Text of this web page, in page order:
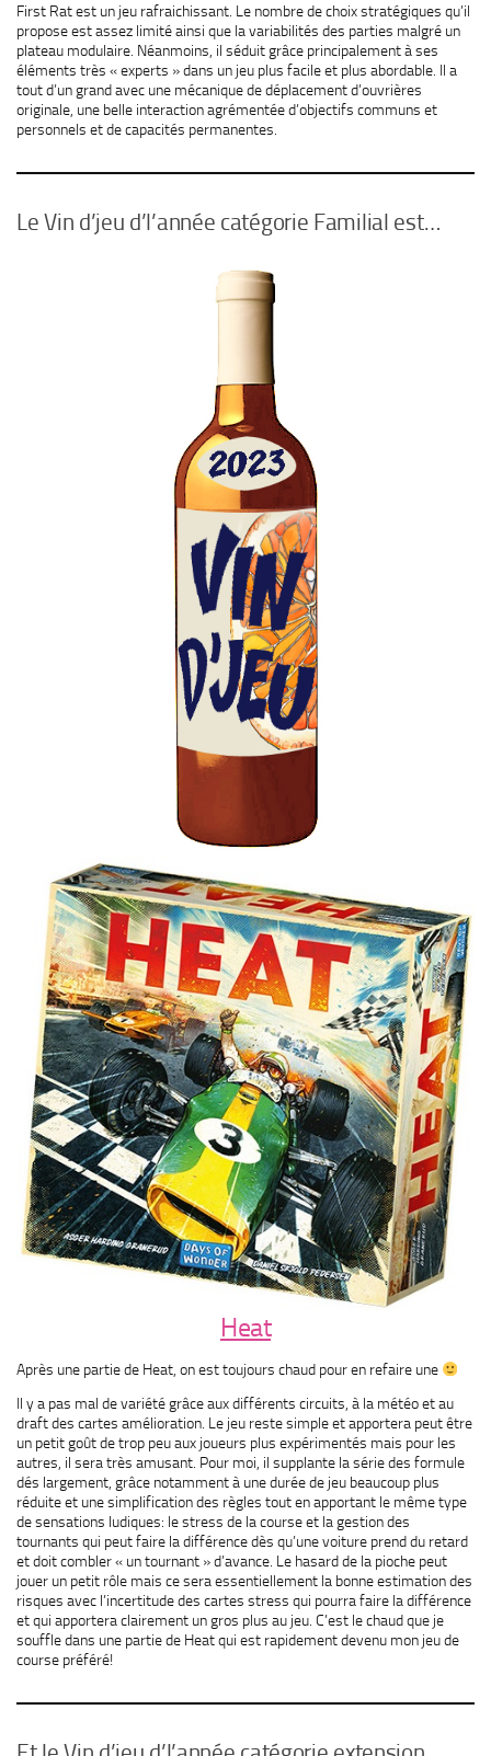
First Rat est un jeu rafraichissant. Le nombre de choix stratégiques qu’il
propose est assez limité ainsi que la variabilités des parties malgré un
plateau modulaire. Néanmoins, il séduit grâce principalement à ses
éléments très « experts » dans un jeu plus facile et plus abordable. Il a
tout d’un grand avec une mécanique de déplacement d’ouvrières
originale, une belle interaction agrémentée d’objectifs communs et
personnels et de capacités permanentes.
Le Vin d’jeu d’l’année catégorie Familial est…
Heat
Après une partie de Heat, on est toujours chaud pour en refaire une
Il y a pas mal de variété grâce aux différents circuits, à la météo et au
draft des cartes amélioration. Le jeu reste simple et apportera peut être
un petit goût de trop peu aux joueurs plus expérimentés mais pour les
autres, il sera très amusant. Pour moi, il supplante la série des formule
dés largement, grâce notamment à une durée de jeu beaucoup plus
réduite et une simplification des règles tout en apportant le même type
de sensations ludiques: le stress de la course et la gestion des
tournants qui peut faire la différence dès qu’une voiture prend du retard
et doit combler « un tournant » d’avance. Le hasard de la pioche peut
jouer un petit rôle mais ce sera essentiellement la bonne estimation des
risques avec l’incertitude des cartes stress qui pourra faire la différence
et qui apportera clairement un gros plus au jeu. C’est le chaud que je
souffle dans une partie de Heat qui est rapidement devenu mon jeu de
course préféré!